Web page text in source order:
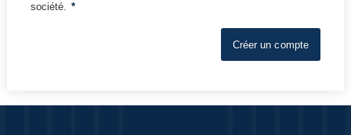
société. *